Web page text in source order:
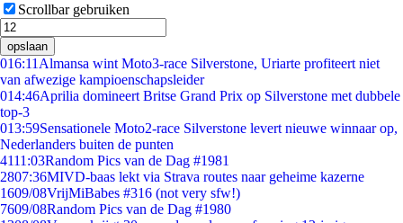
Scrollbar gebruiken
opslaan
016:11 Almansa wint Moto3-race Silverstone, Uriarte profiteert niet
van afwezige kampioenschapsleider
014:46Aprilia domineert Britse Grand Prix op Silverstone met dubbele
top-3
013:59Sensationele Moto2-race Silverstone levert nieuwe winnaar op,
Nederlanders buiten de punten
4111:03Random Pics van de Dag #1981
2807:36MIVD-baas lekt via Strava routes naar geheime kazerne
1609/08VrijMiBabes #316 (not very sfw!)
7609/08Random Pics van de Dag #1980